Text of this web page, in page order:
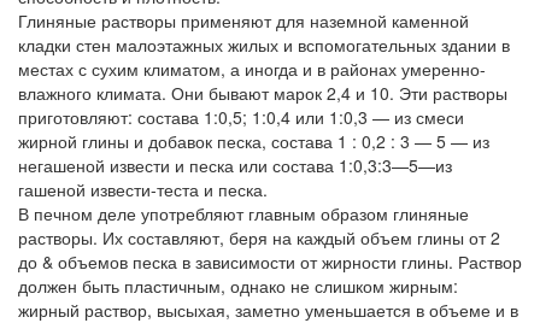
Глиняные растворы применяют для наземной каменной
кладки стен малоэтажных жилых и вспомогательных здании в
местах с сухим климатом, а иногда и в районах умеренно-
влажного климата. Они бывают марок 2,4 и 10. Эти растворы
приготовляют: состава 1:0,5; 1:0,4 или 1:0,3 — из смеси
жирной глины и добавок песка, состава 1 : 0,2 : 3 — 5 — из
негашеной извести и песка или состава 1:0,3:3—5—из
гашеной извести-теста и песка.
В печном деле употребляют главным образом глиняные
растворы. Их составляют, беря на каждый объем глины от 2
до & объемов песка в зависимости от жирности глины. Раствор
должен быть пластичным, однако не слишком жирным:
жирный раствор, высыхая, заметно уменьшается в объеме и в